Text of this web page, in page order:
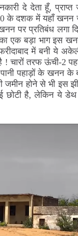
दे देता हूँ,
के दशक में यहाँ खनन
पर प्रतिबंध लगा
एक बड़ा भाग इस
में बनी ये अकेली
तरफ ऊंची-2
पहाड़ों के खनन के
होने से भी इस
छोटी है, लेकिन ये